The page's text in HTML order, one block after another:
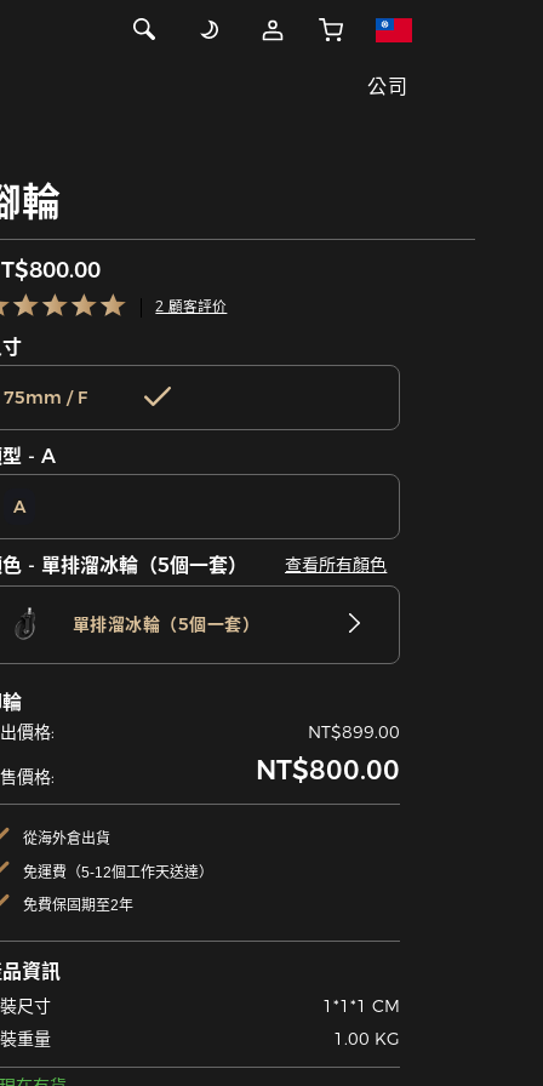
公司
輪
2 顧客評价
75mm / F
- A
A
- 單排溜冰輪（5個一套） 查看所有顏色
單排溜冰輪（5個一套）
價格: NT$899.00
價格: NT$800.00
從海外倉出貨
免運費（5-12個工作天送達）
免費保固期至2年
資訊
尺寸
1*1*1 CM
重量
1.00 KG